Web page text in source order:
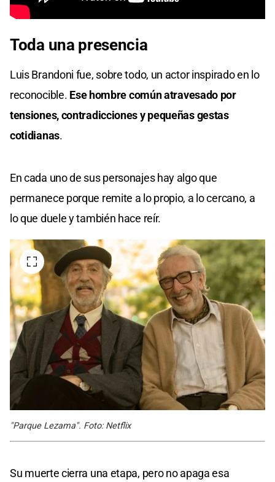
Toda una presencia
Luis Brandoni fue, sobre todo, un actor inspirado en lo
reconocible. Ese hombre común atravesado por
tensiones, contradicciones y pequeñas gestas
cotidianas.
En cada uno de sus personajes hay algo que
permanece porque remite a lo propio, a lo cercano, a
lo que duele y también hace reír.
"Parque Lezama". Foto: Netflix
Su muerte cierra una etapa, pero no apaga esa